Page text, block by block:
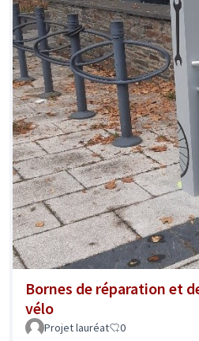
Bornes de réparation et
vélo
Projet lauréat 0